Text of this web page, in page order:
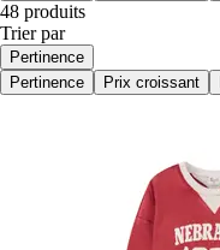
48 produits
Trier par
Pertinence
Pertinence
Prix croissant